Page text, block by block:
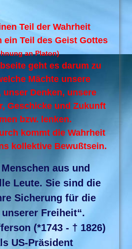
Teil der Wahrheit
ein Teil des Geist Gottes
an Platon)
geht es darum zu
Mächte unsere
unser Denken, unsere
Geschicke und Zukunft
bzw. lenken.
kommt die Wahrheit
kollektive Bewußtsein.
aus und
Leute. Sie sind die
Sicherung für die
Freiheit“.
(*1743 - † 1826)
US-Präsident